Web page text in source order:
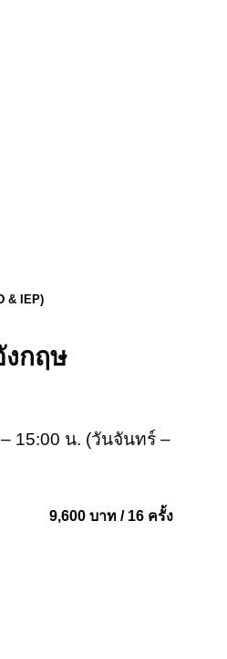
& IEP)
กฤษ
– 15:00 น. (วันจันทร์ –
9,600 บาท / 16 ครั้ง